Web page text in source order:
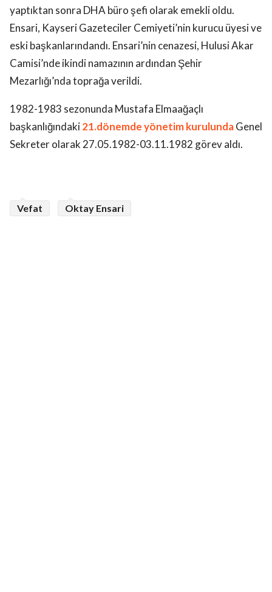
yaptıktan sonra DHA büro şefi olarak emekli oldu.
Ensari, Kayseri Gazeteciler Cemiyeti’nin kurucu üyesi ve
eski başkanlarındandı. Ensari’nin cenazesi, Hulusi Akar
Camisi’nde ikindi namazının ardından Şehir
Mezarlığı’nda toprağa verildi.
1982-1983 sezonunda Mustafa Elmaağaçlı
başkanlığındaki21.dönemde yönetim kurulundaGenel
Sekreter olarak 27.05.1982-03.11.1982 görev aldı.
Vefat Oktay Ensari